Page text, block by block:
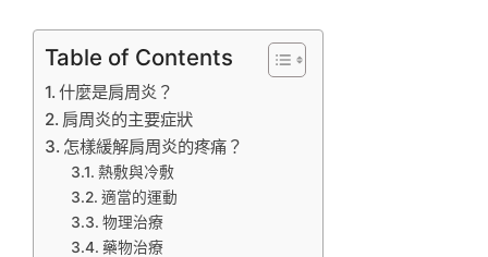
Table of Contents
什麼是肩周炎？
肩周炎的主要症狀
怎樣緩解肩周炎的疼痛？
熱敷與冷敷
適當的運動
物理治療
藥物治療